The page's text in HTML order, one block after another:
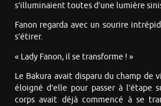
s’illuminaient toutes d’une lumière
Fanon regarda avec un sourire
s’étirer.
« Lady Fanon, il se transforme ! »
Le Bakura avait disparu du champ de
éloigné d’elle pour passer à l’étape
corps avait déjà commencé à se